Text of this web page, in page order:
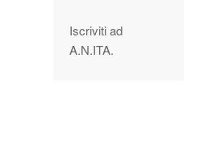
Iscriviti ad
A.N.ITA.